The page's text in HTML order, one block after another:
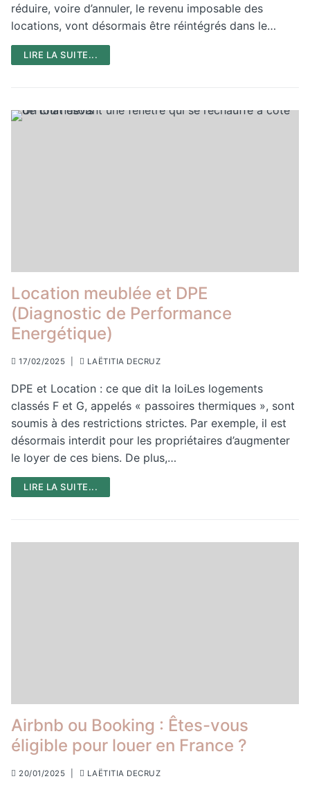
réduire, voire d’annuler, le revenu imposable des
locations, vont désormais être réintégrés dans le…
LIRE LA SUITE...
Location meublée et DPE
(Diagnostic de Performance
Energétique)
17/02/2025 LAËTITIA DECRUZ
DPE et Location : ce que dit la loiLes logements
classés F et G, appelés « passoires thermiques », sont
soumis à des restrictions strictes. Par exemple, il est
désormais interdit pour les propriétaires d’augmenter
le loyer de ces biens. De plus,…
LIRE LA SUITE...
Airbnb ou Booking : Êtes-vous
éligible pour louer en France ?
20/01/2025 LAËTITIA DECRUZ